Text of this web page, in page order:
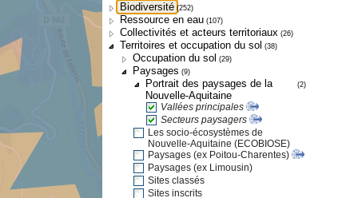
Biodiversité (252)
Ressource en eau (107)
Collectivités et acteurs territoriaux (26)
Territoires et occupation du sol (38)
Occupation du sol (29)
Paysages (9)
Portrait des paysages de la
Nouvelle-Aquitaine
(2)
Vallées principales
Secteurs paysagers
Les socio-écosystèmes de
Nouvelle-Aquitaine (ECOBIOSE)
Paysages (ex Poitou-Charentes)
Paysages (ex Limousin)
Sites classés
Sites inscrits